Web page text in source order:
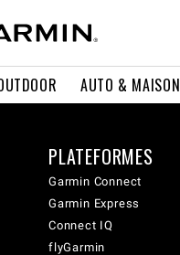
AUTO & MAISON
PLATEFORMES
Garmin Connect
Garmin Express
Connect IQ
flyGarmin